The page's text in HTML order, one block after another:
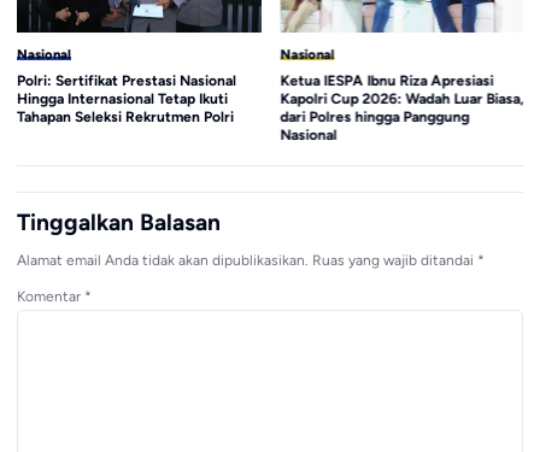
Nasional
Polri: Sertifikat Prestasi Nasional
Hingga Internasional Tetap Ikuti
Tahapan Seleksi Rekrutmen Polri
Nasional
Ketua IESPA Ibnu Riza Apresiasi
Kapolri Cup 2026: Wadah Luar Biasa,
dari Polres hingga Panggung
Nasional
Tinggalkan Balasan
Alamat email Anda tidak akan dipublikasikan. Ruas yang wajib ditandai *
Komentar *